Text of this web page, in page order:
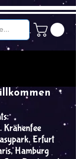
Erfurt
Hamburg